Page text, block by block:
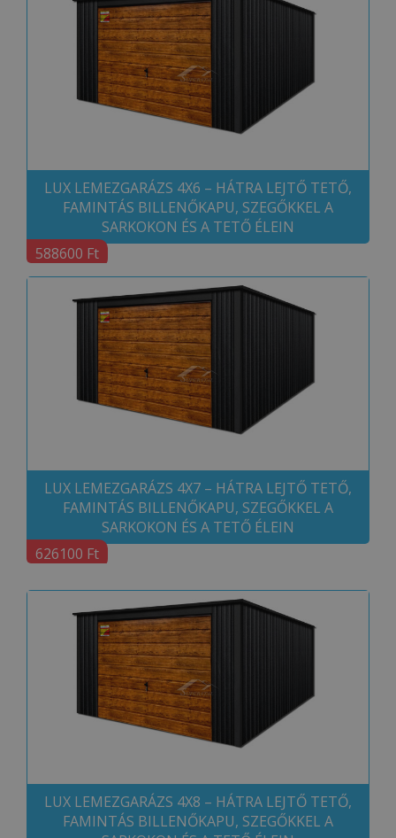
LUX LEMEZGARÁZS 4X6 – HÁTRA LEJTŐ TETŐ,
FAMINTÁS BILLENŐKAPU, SZEGŐKKEL A
SARKOKON ÉS A TETŐ ÉLEIN
588600 Ft
LUX LEMEZGARÁZS 4X7 – HÁTRA LEJTŐ TETŐ,
FAMINTÁS BILLENŐKAPU, SZEGŐKKEL A
SARKOKON ÉS A TETŐ ÉLEIN
626100 Ft
LUX LEMEZGARÁZS 4X8 – HÁTRA LEJTŐ TETŐ,
FAMINTÁS BILLENŐKAPU, SZEGŐKKEL A